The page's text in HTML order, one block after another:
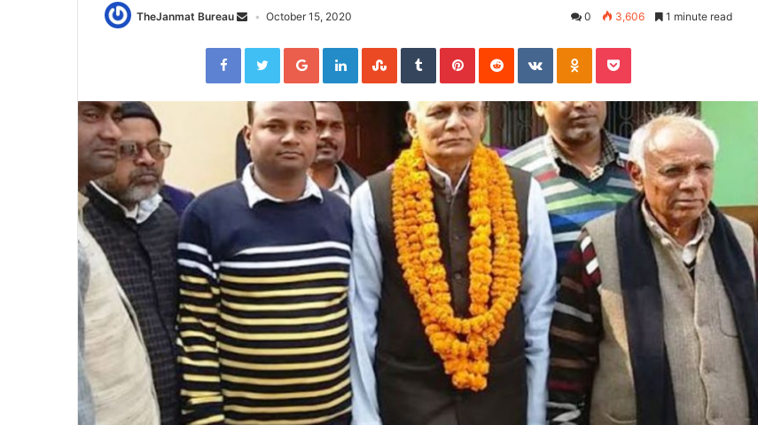
TheJanmat Bureau October 15, 2020 0 3,606 1 minute read
FacebookTwitterGoogle+LinkedInStumbleUpon
TumblrPinterestReddit VKontakteOdnoklassniki
Pocket